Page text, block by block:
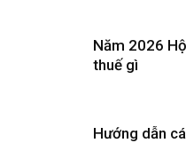
Năm 2026
thuế gì
Hướng dẫn